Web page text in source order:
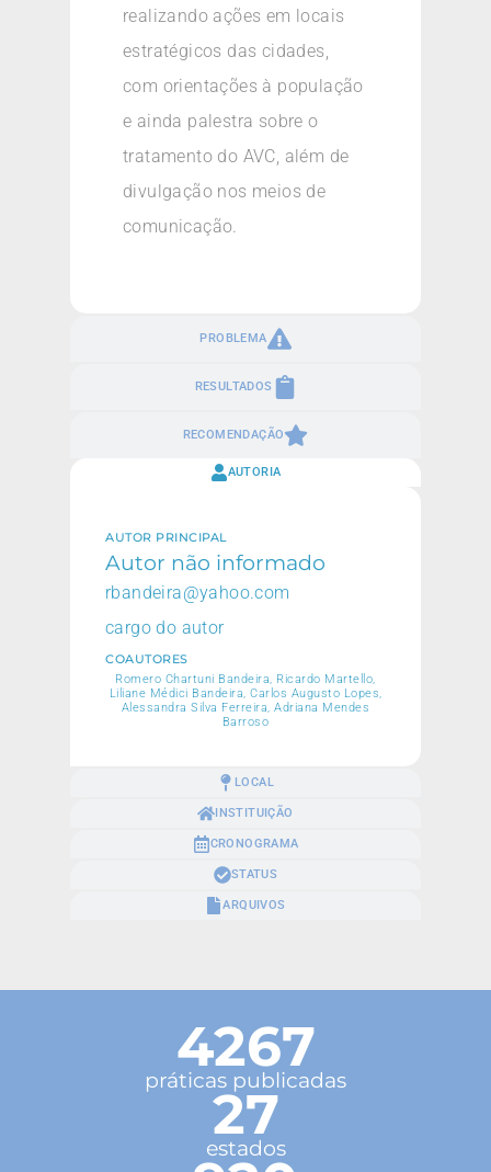
PROBLEMA
RESULTADOS
RECOMENDAÇÃO
realizando ações em locais
estratégicos das cidades,
com orientações à população
e ainda palestra sobre o
tratamento do AVC, além de
divulgação nos meios de
comunicação.
AUTORIA
LOCAL
INSTITUIÇÃO
CRONOGRAMA
STATUS
ARQUIVOS
AUTOR PRINCIPAL
Autor não informado
rbandeira@yahoo.com
cargo do autor
COAUTORES
Romero Chartuni Bandeira, Ricardo Martello,
Liliane Médici Bandeira, Carlos Augusto Lopes,
Alessandra Silva Ferreira, Adriana Mendes
Barroso
4267
práticas publicadas
27
estados